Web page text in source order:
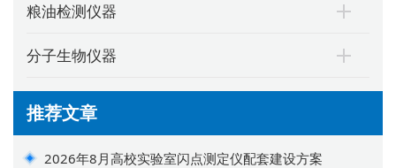
粮油检测仪器
分子生物仪器
推荐文章
2026年8月高校实验室闪点测定仪配套建设方案